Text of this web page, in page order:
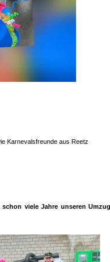
Karnevalsfreunde aus Reetz
viele Jahre unseren